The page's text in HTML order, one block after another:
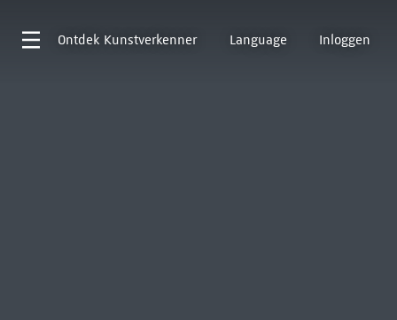
Ontdek Kunstverkenner Language Inloggen